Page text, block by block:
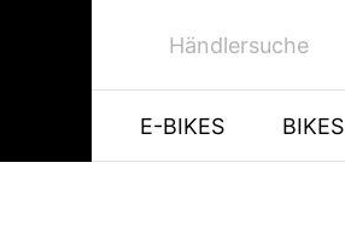
Händlersuche
E-BIKES BIKES